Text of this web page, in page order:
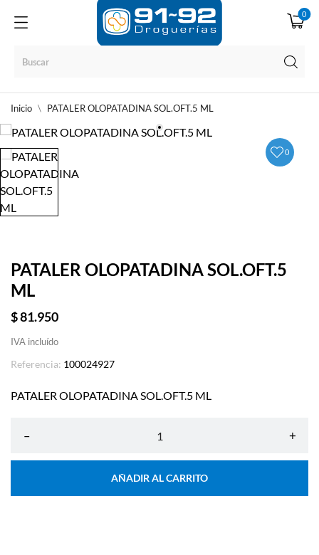
0
Inicio PATALER OLOPATADINA SOL.OFT.5 ML
0
PATALER OLOPATADINA SOL.OFT.5
ML
$ 81.950
IVA incluído
Referencia: 100024927
PATALER OLOPATADINA SOL.OFT.5 ML
– +
AÑADIR AL CARRITO